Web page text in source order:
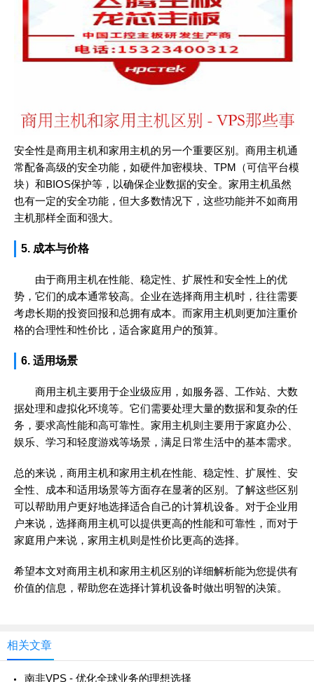
安全性是商用主机和家用主机的另一个重要区别。商用主机通
常配备高级的安全功能，如硬件加密模块、TPM（可信平台模
块）和BIOS保护等，以确保企业数据的安全。家用主机虽然
也有一定的安全功能，但大多数情况下，这些功能并不如商用
主机那样全面和强大。
5. 成本与价格
由于商用主机在性能、稳定性、扩展性和安全性上的优
势，它们的成本通常较高。企业在选择商用主机时，往往需要
考虑长期的投资回报和总拥有成本。而家用主机则更加注重价
格的合理性和性价比，适合家庭用户的预算。
6. 适用场景
商用主机主要用于企业级应用，如服务器、工作站、大数
据处理和虚拟化环境等。它们需要处理大量的数据和复杂的任
务，要求高性能和高可靠性。家用主机则主要用于家庭办公、
娱乐、学习和轻度游戏等场景，满足日常生活中的基本需求。
总的来说，商用主机和家用主机在性能、稳定性、扩展性、安
全性、成本和适用场景等方面存在显著的区别。了解这些区别
可以帮助用户更好地选择适合自己的计算机设备。对于企业用
户来说，选择商用主机可以提供更高的性能和可靠性，而对于
家庭用户来说，家用主机则是性价比更高的选择。
希望本文对商用主机和家用主机区别的详细解析能为您提供有
价值的信息，帮助您在选择计算机设备时做出明智的决策。
相关文章
南非VPS - 优化全球业务的理想选择